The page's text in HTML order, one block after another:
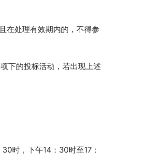
在处理有效期内的，不得参
下的投标活动，若出现上述
时，下午14：30时至17：